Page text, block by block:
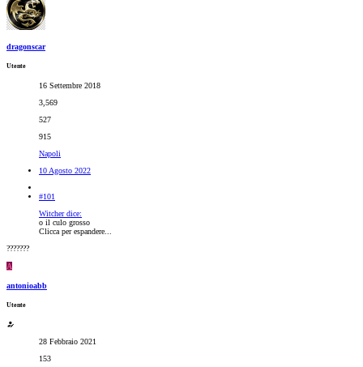
dragonscar
Utente
16 Settembre 2018
3,569
527
915
Napoli
10 Agosto 2022
#101
Witcher dice:
o il culo grosso
Clicca per espandere...
???????
A
antonioabb
Utente
28 Febbraio 2021
153